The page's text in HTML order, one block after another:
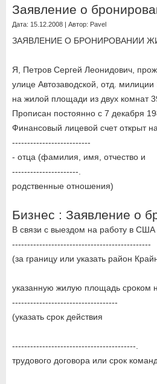
Заявление о
Дата: 15.12.2008 | Автор: Pavel
ЗАЯВЛЕНИЕ О БРОНИРОВАНИИ
Я, Петров Сергей Леонидович,
улице Автозаводской, отд.
на жилой площади из двух комнат
Прописан постоянно с 7 декабря
Финансовый лицевой счет открыт
--------------------------
- отца (фамилия, имя, отчество и
----------------------.
родственные отношения)
Бизнес : Заявление о
В связи с выездом на работу в
----------------------------------------------
(за границу или указать район
указанную жилую площадь сроком
-----------------------------------
(указать срок действия
-----------------------------------------.
трудового договора или срок